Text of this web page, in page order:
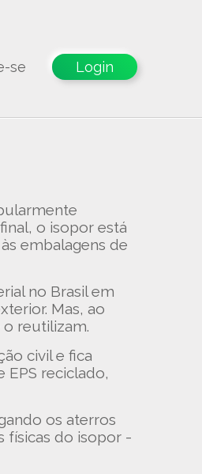
se Login
o isopor está
embalagens de
no Brasil em
Mas, ao
reutilizam.
civil e fica
reciclado,
os aterros
físicas do isopor -